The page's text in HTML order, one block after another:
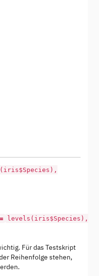
levels(iris$Species),
Für das Testskript
Reihenfolge stehen,